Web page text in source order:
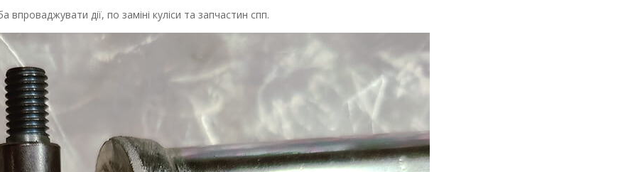
дії, по заміні куліси та запчастин спп.